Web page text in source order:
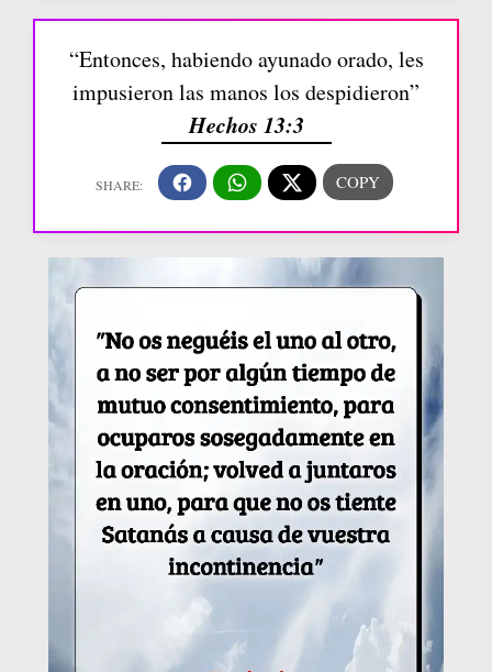
“Entonces, habiendo ayunado orado, les
impusieron las manos los despidieron”
Hechos 13:3